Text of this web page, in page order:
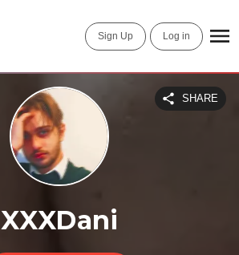
Sign Up Log in
XXXDani
SHARE